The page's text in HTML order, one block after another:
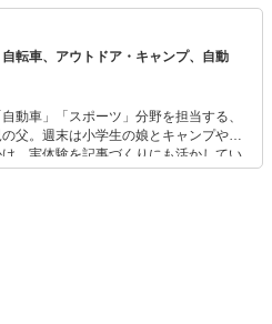
転車、アウトドア・キャンプ、自動
自動車」「スポーツ」分野を担当する、
父。週末は小学生の娘とキャンプやサ
、実体験を記事づくりにも活かしてい
たい」を分かりやすく届けることをモ